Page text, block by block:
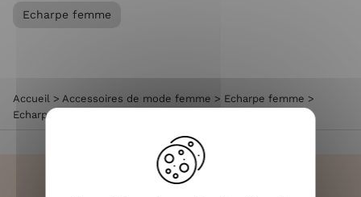
Echarpe femme
Accueil > Accessoires de mode femme > Echarpe femme >
Echarpe à motifs Roulilo